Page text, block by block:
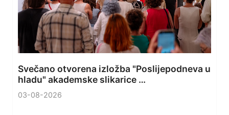
Svečano otvorena izložba "Poslijepodneva u
hladu" akademske slikarice …
03-08-2026